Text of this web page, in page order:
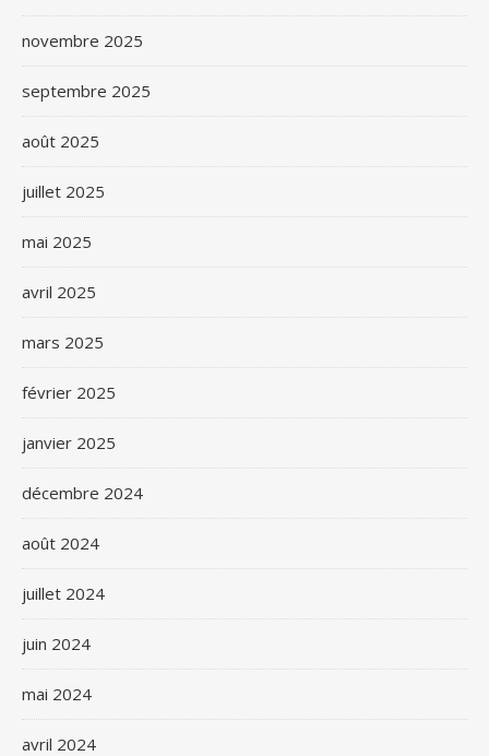
novembre 2025
septembre 2025
août 2025
juillet 2025
mai 2025
avril 2025
mars 2025
février 2025
janvier 2025
décembre 2024
août 2024
juillet 2024
juin 2024
mai 2024
avril 2024